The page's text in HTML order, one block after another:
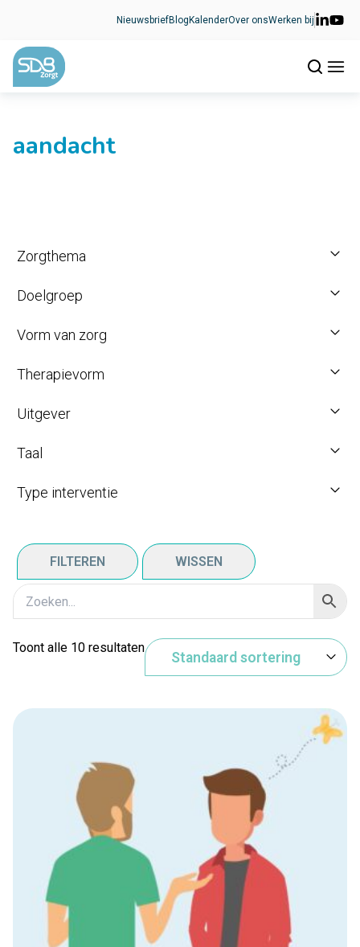
NieuwsbriefBlog KalenderOver onsWerken bij
aandacht
Zorgthema
Doelgroep
Vorm van zorg
Therapievorm
Uitgever
Taal
Type interventie
FILTEREN WISSEN
Toont alle 10 resultaten